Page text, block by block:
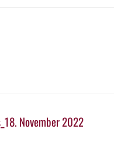
November 2022